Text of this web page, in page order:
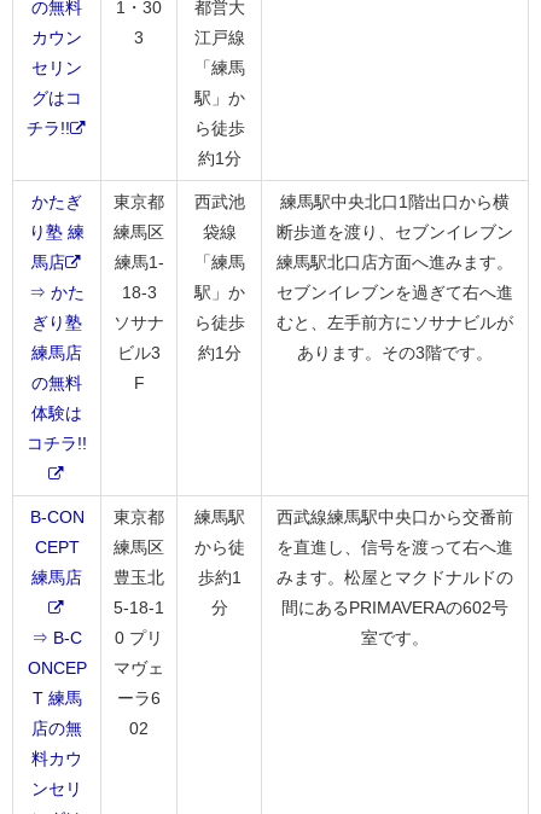
の無料
カウン
セリン
グはコ
チラ!!
1・30
3
都営大
江戸線
「練馬
駅」か
ら徒歩
約1分
かたぎ
り塾 練
馬店
⇒ かた
ぎり塾
練馬店
の無料
体験は
コチラ!!
東京都
練馬区
練馬1-
18-3
ソサナ
ビル3
F
西武池
袋線
「練馬
駅」か
ら徒歩
約1分
練馬駅中央北口1階出口から横
断歩道を渡り、セブンイレブン
練馬駅北口店方面へ進みます。
セブンイレブンを過ぎて右へ進
むと、左手前方にソサナビルが
あります。その3階です。
B-CON
CEPT
練馬店
⇒ B-C
ONCEP
T 練馬
店の無
料カウ
ンセリ
東京都
練馬区
豊玉北
5-18-1
0 プリ
マヴェ
ーラ6
02
練馬駅
から徒
歩約1
分
西武線練馬駅中央口から交番前
を直進し、信号を渡って右へ進
みます。松屋とマクドナルドの
間にあるPRIMAVERAの602号
室です。